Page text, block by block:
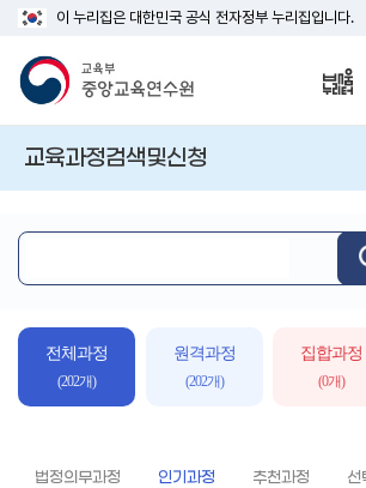
이 누리집은 대한민국 공식 전자정부 누리집입니다.
교육과정검색및신청
심
전체과정
(202개)
원격과정
(202개)
집합과정
(0개)
법정의무과정 인기과정 추천과정 선